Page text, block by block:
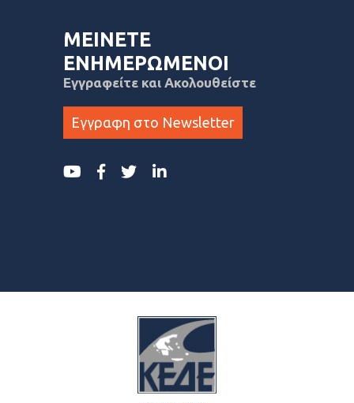
ΜΕΙΝΕΤΕ
ΕΝΗΜΕΡΩΜΕΝΟΙ
Εγγραφείτε και Ακολουθείστε
Εγγραφη στο Newsletter